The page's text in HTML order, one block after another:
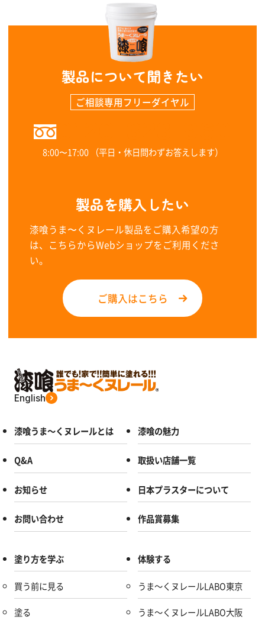
製品について聞きたい
ご相談専用フリーダイヤル
0120-323-960
8:00〜17:00 （平日・休日問わずお答えします）
製品を購入したい
漆喰うま〜くヌレール製品をご購入希望の方
は、こちらからWebショップをご利用くださ
い。
ご購入はこちら
English
漆喰うま～くヌレールとは 漆喰の魅力
Q&A 取扱い店舗一覧
お知らせ 日本プラスターについて
お問い合わせ 作品賞募集
塗り方を学ぶ
買う前に見る
塗る
体験する
うま～くヌレールLABO東京
うま～くヌレールLABO大阪